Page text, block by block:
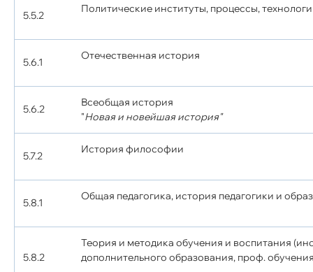
5.5.2
Политические институты, процессы,
5.6.1
Отечественная история
5.6.2
Всеобщая история
"Новая и новейшая история"
5.7.2
История философии
5.8.1
Общая педагогика, история педагогики и
5.8.2
Теория и методика обучения и воспитания
дополнительного образования, проф.